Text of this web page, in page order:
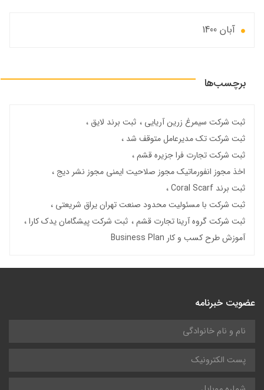
آبان 1400
برچسب‌ها
ثبت شرکت سیمرغ زرین آریایی
ثبت برند لایق
ثبت شرکت تک مدیرعامل متوقف شد
ثبت شرکت تجارت فرا جزیره قشم
اخذ مجوز انفورماتیک مجوز صلاحیت ایمنی مجوز نشر دیج
ثبت برند Coral Scarf
ثبت شرکت با مسئولیت محدود صنعت تهران یراق شریعتی
ثبت شرکت گروه آرینا تجارت قشم
ثبت شرکت پیشگامان یدک کارا
آموزش طرح کسب و کار Business Plan
عضویت خبرنامه